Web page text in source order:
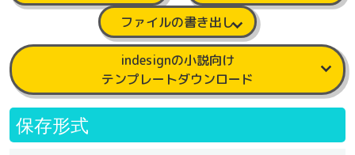
ファイルの書き出し
indesignの小説向け
テンプレートダウンロード
保存形式